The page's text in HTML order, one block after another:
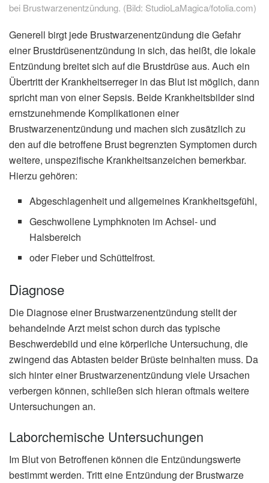
bei Brustwarzenentzündung. (Bild: StudioLaMagica/fotolia.com)
Generell birgt jede Brustwarzenentzündung die Gefahr
einer Brustdrüsenentzündung in sich, das heißt, die lokale
Entzündung breitet sich auf die Brustdrüse aus. Auch ein
Übertritt der Krankheitserreger in das Blut ist möglich, dann
spricht man von einer Sepsis. Beide Krankheitsbilder sind
ernstzunehmende Komplikationen einer
Brustwarzenentzündung und machen sich zusätzlich zu
den auf die betroffene Brust begrenzten Symptomen durch
weitere, unspezifische Krankheitsanzeichen bemerkbar.
Hierzu gehören:
Abgeschlagenheit und allgemeines Krankheitsgefühl,
Geschwollene Lymphknoten im Achsel- und
Halsbereich
oder Fieber und Schüttelfrost.
Diagnose
Die Diagnose einer Brustwarzenentzündung stellt der
behandelnde Arzt meist schon durch das typische
Beschwerdebild und eine körperliche Untersuchung, die
zwingend das Abtasten beider Brüste beinhalten muss. Da
sich hinter einer Brustwarzenentzündung viele Ursachen
verbergen können, schließen sich hieran oftmals weitere
Untersuchungen an.
Laborchemische Untersuchungen
Im Blut von Betroffenen können die Entzündungswerte
bestimmt werden. Tritt eine Entzündung der Brustwarze